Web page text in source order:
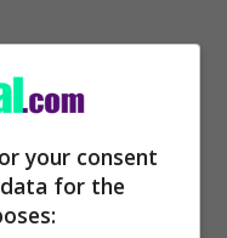
avere un
your consent
for the